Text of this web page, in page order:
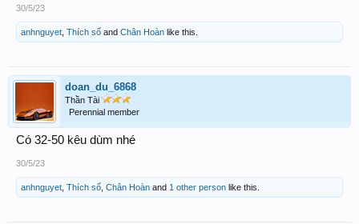
30/5/23
anhnguyet Thích số and Chân Hoàn like this.
doan_du_6868
Thần Tài
Perennial member
Có 32-50 kêu dùm nhé
30/5/23
anhnguyet Thích số Chân Hoàn and 1 other person like this.